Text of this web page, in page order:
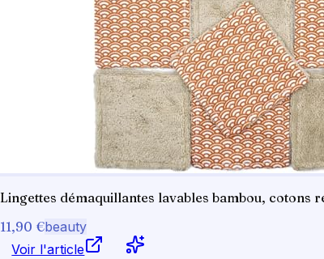
Lingettes démaquillantes lavables bambou, cotons
11,90 €beauty
Voir l'article